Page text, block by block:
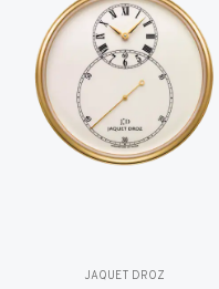
JAQUET DROZ